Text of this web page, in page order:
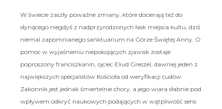
W świecie zaszły poważne zmiany, które docierają też do
słynącego niegdyś z nadprzyrodzonych łask miejsca kultu, dziś
niemal zapomnianego sanktuarium na Górze Świętej Anny. O
pomoc w wyjaśnieniu niepokojących zjawisk zostaje
poproszony franciszkanin, ojciec Eliud Greszel, dawniej jeden z
największych specjalistów Kościoła od weryfikacji cudów.
Zakonnik jest jednak śmiertelnie chory, a jego wiara słabnie pod
wpływem odkryć naukowych podających w wątpliwość sens